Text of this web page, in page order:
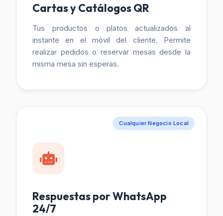
Cartas y Catálogos QR
Tus productos o platos actualizados al
instante en el móvil del cliente. Permite
realizar pedidos o reservar mesas desde la
misma mesa sin esperas.
Cualquier Negocio Local
Respuestas por WhatsApp
24/7